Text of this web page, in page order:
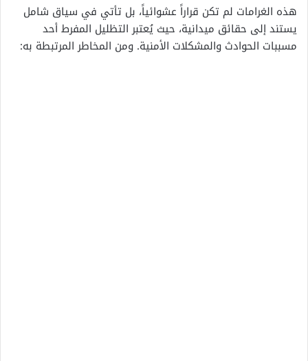
هذه الغرامات لم تكن قراراً عشوائياً، بل تأتي في سياق شامل
يستند إلى حقائق ميدانية، حيث يُعتبر التظليل المفرط أحد
مسببات الحوادث والمشكلات الأمنية. ومن المخاطر المرتبطة به: